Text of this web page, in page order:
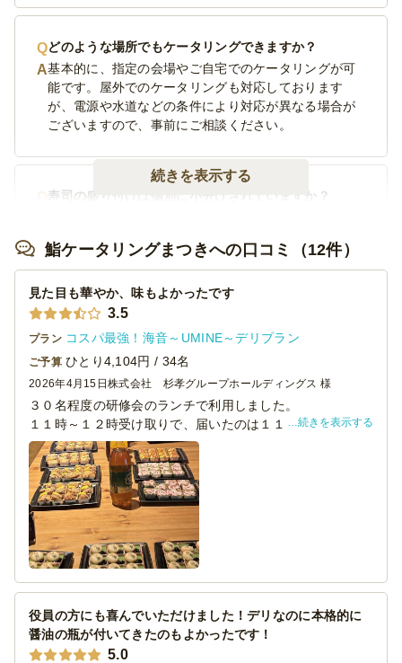
どのような場所でもケータリングできますか？
基本的に、指定の会場やご自宅でのケータリングが可
能です。屋外でのケータリングも対応しております
が、電源や水道などの条件により対応が異なる場合が
ございますので、事前にご相談ください。
寿司の盛り付けは個別に小分けされていますか？
全て個別に小分けされております。
はい、飲み物の持ち込みは自由です。持ち込みいただ
いた飲み物のゴミも一緒に回収いたしますので、安心
してご利用ください。回収には、70L袋1袋につき550
円の回収費用がかかります。
配達エリアはどこまで対応していますか？
ご指定の地域によって対応エリアが異なります。基本
的にはエリア内の配達が可能ですが、遠方の場合は追
加料金が発生する場合がございますので、ご相談くだ
さい。
続きを表示する
鮨ケータリングまつきへの口コミ（12件）
見た目も華やか、味もよかったです
3.5
プラン コスパ最強！海音～UMINE～デリプラン
ご予算 ひとり4,104円 / 34名
2026年4月15日 株式会社 杉孝グループホールディングス 様
３０名程度の研修会のランチで利用しました。
１１時～１２時受け取りで、届いたのは１１時５０分頃で
す。
評判がよかったのは、お鮨（特に中トロ）と、炙り合鴨と
長ネギのピンチョス、鮨まつき特製抹茶プリンでした。
続きを表示する
役員の方にも喜んでいただけました！デリなのに本格的に
醤油の瓶が付いてきたのもよかったです！
5.0